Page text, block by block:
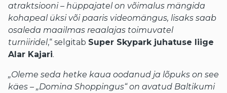
atraktsiooni – hüppajatel on võimalus mängida
kohapeal üksi või paaris videomängus, lisaks saab
osaleda maailmas reaalajas toimuvatel
turniiridel,“ selgitab Super Skypark juhatuse liige
Alar Kajari.
„Oleme seda hetke kaua oodanud ja lõpuks on see
käes – „Domina Shoppingus“ on avatud Baltikumi